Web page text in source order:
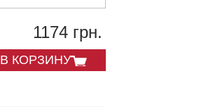
1174 грн.
В КОРЗИНУ